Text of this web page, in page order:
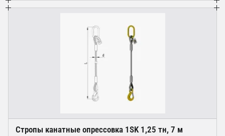
Стропы канатные опрессовка 1SK 1,25 тн, 7 м